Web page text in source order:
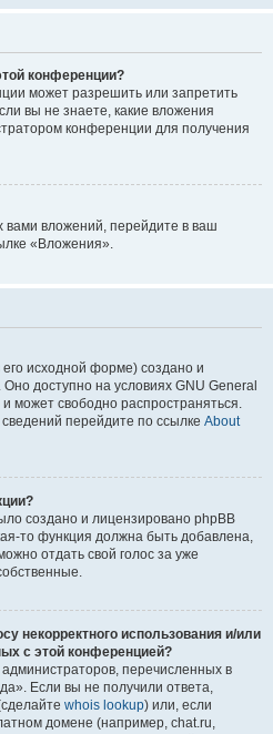
конференции?
может разрешить или запретить
вы не знаете, какие вложения
конференции для получения
вами вложений, перейдите в ваш
«Вложения».
исходной форме) создано и
. Оно доступно на условиях GNU General
может свободно распространяться.
перейдите по ссылке About
создано и лицензировано phpBB
то функция должна быть добавлена,
отдать свой голос за уже
некорректного использования и/или
с этой конференцией?
перечисленных в
Если вы не получили ответа,
whois lookup) или, если
домене (например, chat.ru,